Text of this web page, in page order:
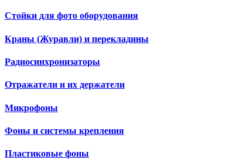
Стойки для фото оборудования
Краны (Журавли) и перекладины
Радиосинхронизаторы
Отражатели и их держатели
Микрофоны
Фоны и системы крепления
Пластиковые фоны